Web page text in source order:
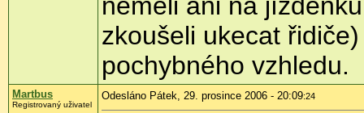
neměli ani na
zkoušeli ukecat
pochybného vzhledu.
Martbus
Registrovaný uživatel
Odesláno Pátek, 29. prosince 2006 - 20:09:24